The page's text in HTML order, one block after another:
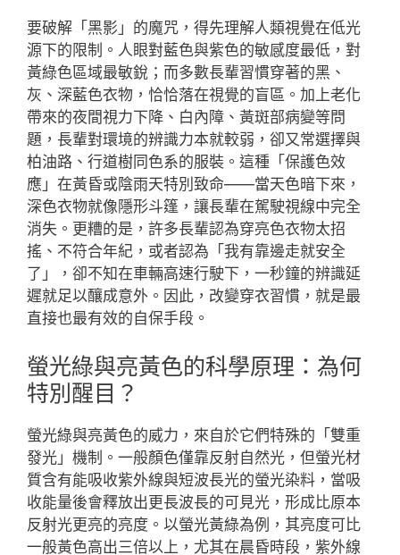
要破解「黑影」的魔咒，得先理解人類視覺在低光
源下的限制。人眼對藍色與紫色的敏感度最低，對
黃綠色區域最敏銳；而多數長輩習慣穿著的黑、
灰、深藍色衣物，恰恰落在視覺的盲區。加上老化
帶來的夜間視力下降、白內障、黃斑部病變等問
題，長輩對環境的辨識力本就較弱，卻又常選擇與
柏油路、行道樹同色系的服裝。這種「保護色效
應」在黃昏或陰雨天特別致命——當天色暗下來，
深色衣物就像隱形斗篷，讓長輩在駕駛視線中完全
消失。更糟的是，許多長輩認為穿亮色衣物太招
搖、不符合年紀，或者認為「我有靠邊走就安全
了」，卻不知在車輛高速行駛下，一秒鐘的辨識延
遲就足以釀成意外。因此，改變穿衣習慣，就是最
直接也最有效的自保手段。
螢光綠與亮黃色的科學原理：為何
特別醒目？
螢光綠與亮黃色的威力，來自於它們特殊的「雙重
發光」機制。一般顏色僅靠反射自然光，但螢光材
質含有能吸收紫外線與短波長光的螢光染料，當吸
收能量後會釋放出更長波長的可見光，形成比原本
反射光更亮的亮度。以螢光黃綠為例，其亮度可比
一般黃色高出三倍以上，尤其在晨昏時段，紫外線